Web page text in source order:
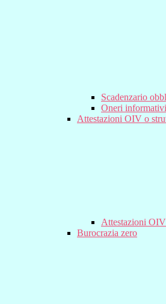
Scadenzario
Oneri
Attestazioni OIV o
Attestazioni
Burocrazia zero